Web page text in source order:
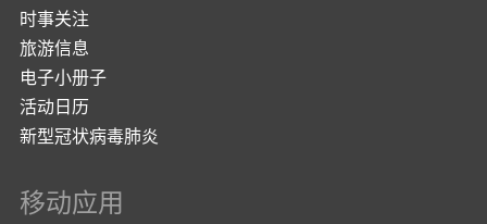
时事关注
旅游信息
电子小册子
活动日历
新型冠状病毒肺炎
移动应用